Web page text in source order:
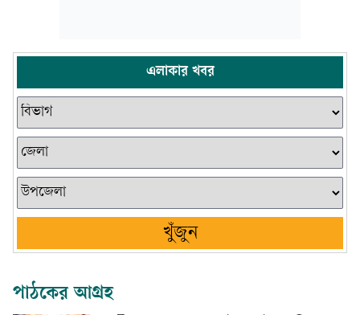
এলাকার খবর
খুঁজুন
পাঠকের আগ্রহ